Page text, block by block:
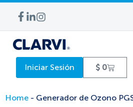
Iniciar Sesión $ 0
Home - Generador de Ozono